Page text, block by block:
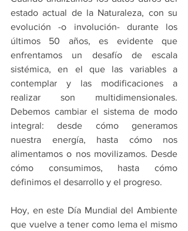
estado actual de la Naturaleza, con su
evolución -o involución- durante los
últimos 50 años, es evidente que
enfrentamos un desafío de escala
sistémica, en el que las variables a
contemplar y las modificaciones a
realizar son multidimensionales.
Debemos cambiar el sistema de modo
integral: desde cómo generamos
nuestra energía, hasta cómo nos
alimentamos o nos movilizamos. Desde
cómo consumimos, hasta cómo
definimos el desarrollo y el progreso.
Hoy, en este Día Mundial del Ambiente
que vuelve a tener como lema el mismo